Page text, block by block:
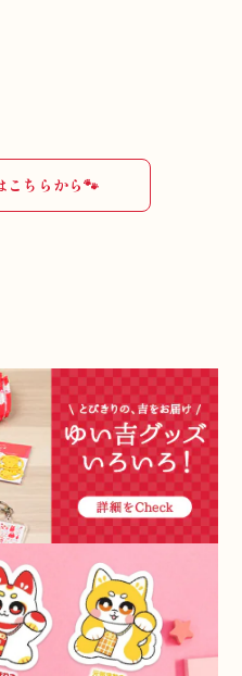
ちらから🐾